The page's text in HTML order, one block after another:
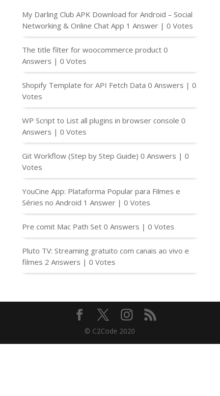
My Darling Club APK Download for Android – Social
Networking & Online Chat App 1 Answer | 0 Votes
The title filter for woocommerce product 0
Answers | 0 Votes
Shopify Template for API Fetch Data 0 Answers | 0
Votes
WP Script to List all plugins in browser console 0
Answers | 0 Votes
Git Workflow (Step by Step Guide) 0 Answers | 0
Votes
YouCine App: Plataforma Popular para Filmes e
Séries no Android 1 Answer | 0 Votes
Pre comit Mac Path Set 0 Answers | 0 Votes
Pluto TV: Streaming gratuito com canais ao vivo e
filmes 2 Answers | 0 Votes
© C2Code 2020